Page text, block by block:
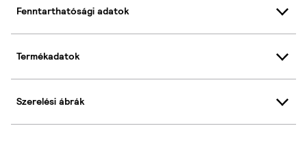
Fenntarthatósági adatok
Termékadatok
Szerelési ábrák